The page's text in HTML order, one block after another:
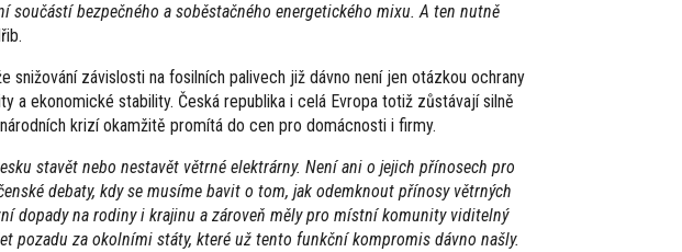
součástí bezpečného a soběstačného energetického mixu. A ten nutně
snižování závislosti na fosilních palivech již dávno není jen otázkou ochrany
a ekonomické stability. Česká republika i celá Evropa totiž zůstávají silně
krizí okamžitě promítá do cen pro domácnosti i firmy.
stavět nebo nestavět větrné elektrárny. Není ani o jejich přínosech pro
debaty, kdy se musíme bavit o tom, jak odemknout přínosy větrných
dopady na rodiny i krajinu a zároveň měly pro místní komunity viditelný
pozadu za okolními státy, které už tento funkční kompromis dávno našly.